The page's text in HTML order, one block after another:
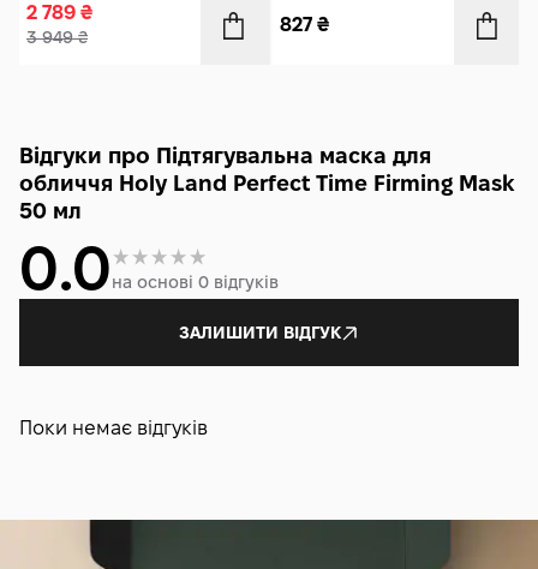
2 789 ₴
3 949₴
827 ₴
Відгуки про Підтягувальна маска для
обличчя Holy Land Perfect Time Firming Mask
50 мл
0.0на основі 0 відгуків
ЗАЛИШИТИ ВІДГУК
Поки немає відгуків